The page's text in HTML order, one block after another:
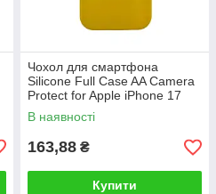
Чохол для смартфона
Silicone Full Case AA Camera
Protect for Apple iPhone 17
Pro 56,Sunny Yellow
В наявності
163,88 ₴
Купити